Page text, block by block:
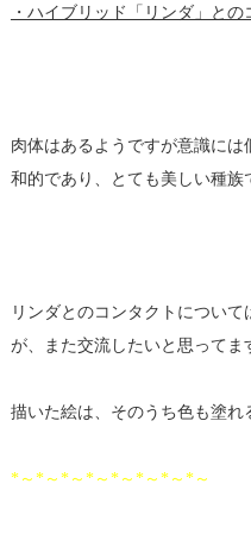
・ハイブリッド「リンダ」と
肉体はあるようですが意識に
和的であり、とても美しい種族
リンダとのコンタクトについ
が、また交流したいと思ってま
描いた絵は、そのうち色も塗れ
*～*～*～*～*～*～*～*～